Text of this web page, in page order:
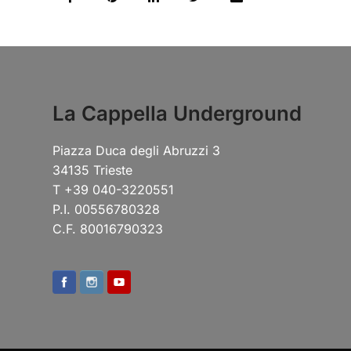
La Cappella Underground
Piazza Duca degli Abruzzi 3
34135 Trieste
T +39 040-3220551
P.I. 00556780328
C.F. 80016790323